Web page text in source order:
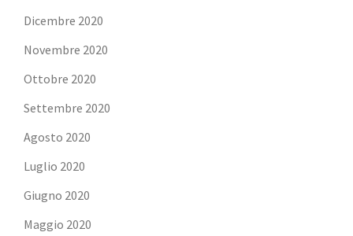
Dicembre 2020
Novembre 2020
Ottobre 2020
Settembre 2020
Agosto 2020
Luglio 2020
Giugno 2020
Maggio 2020